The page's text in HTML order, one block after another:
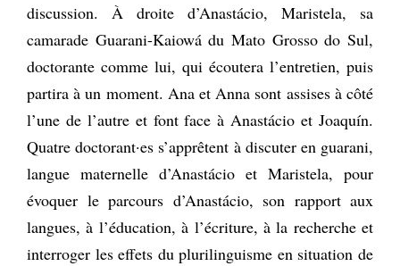
discussion. À droite d’Anastácio, Maristela, sa
camarade Guarani-Kaiowá du Mato Grosso do Sul,
doctorante comme lui, qui écoutera l’entretien, puis
partira à un moment. Ana et Anna sont assises à côté
l’une de l’autre et font face à Anastácio et Joaquín.
Quatre doctorant·es s’apprêtent à discuter en guarani,
langue maternelle d’Anastácio et Maristela, pour
évoquer le parcours d’Anastácio, son rapport aux
langues, à l’éducation, à l’écriture, à la recherche et
interroger les effets du plurilinguisme en situation de